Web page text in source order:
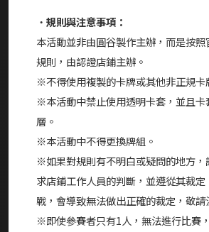
・ 規則與注意事項：
本活動並非由圓谷製作主辦，而是按
規則，由認證店鋪主辦。
※不得使用複製的卡牌或其他非正規卡
※本活動中禁止使用透明卡套，並且卡
層。
※本活動中不得更換牌組。
※如果對規則有不明白或疑問的地方，
求店鋪工作人員的判斷，並遵從其裁
戰，會導致無法做出正確的裁定，敬請
※即使參賽者只有1人，無法進行比賽